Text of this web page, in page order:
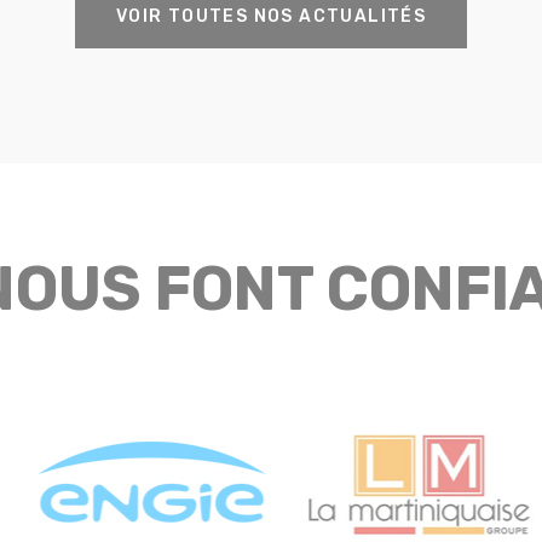
VOIR TOUTES NOS ACTUALITÉS
FONT